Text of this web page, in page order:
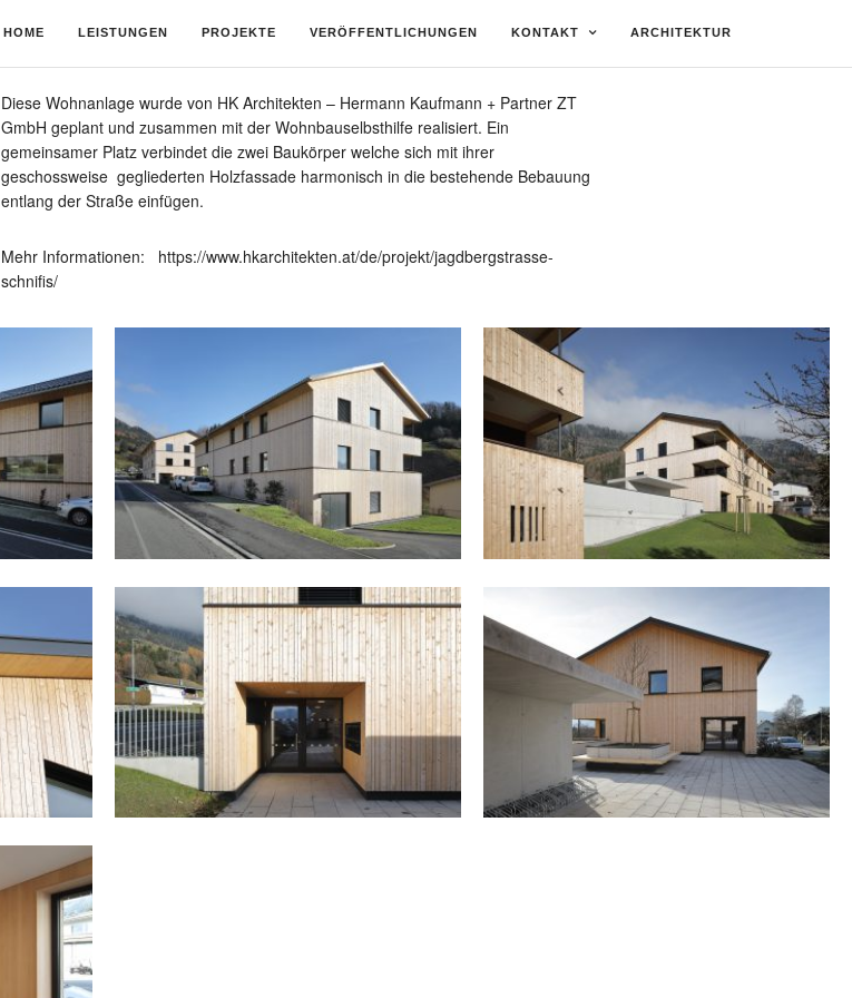
HOME LEISTUNGEN PROJEKTE VERÖFFENTLICHUNGEN KONTAKT ARCHITEKTUR
Diese Wohnanlage wurde von HK Architekten – Hermann Kaufmann + Partner ZT
GmbH geplant und zusammen mit der Wohnbauselbsthilfe realisiert. Ein
gemeinsamer Platz verbindet die zwei Baukörper welche sich mit ihrer
geschossweise gegliederten Holzfassade harmonisch in die bestehende Bebauung
entlang der Straße einfügen.
Mehr Informationen: https://www.hkarchitekten.at/de/projekt/jagdbergstrasse-
schnifis/